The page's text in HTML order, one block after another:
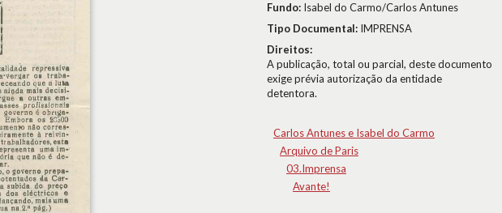
Fundo: Isabel do Carmo/Carlos Antunes
Tipo Documental: IMPRENSA
Direitos:
A publicação, total ou parcial, deste documento
exige prévia autorização da entidade
detentora.
Carlos Antunes e Isabel do Carmo
Arquivo de Paris
03.Imprensa
Avante!